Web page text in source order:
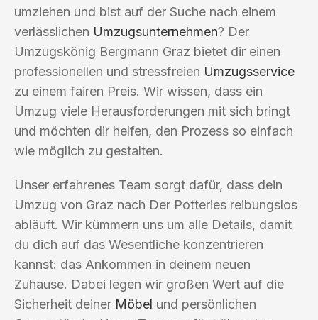
umziehen und bist auf der Suche nach einem
verlässlichen Umzugsunternehmen? Der
Umzugskönig Bergmann Graz bietet dir einen
professionellen und stressfreien Umzugsservice
zu einem fairen Preis. Wir wissen, dass ein
Umzug viele Herausforderungen mit sich bringt
und möchten dir helfen, den Prozess so einfach
wie möglich zu gestalten.
Unser erfahrenes Team sorgt dafür, dass dein
Umzug von Graz nach Der Potteries reibungslos
abläuft. Wir kümmern uns um alle Details, damit
du dich auf das Wesentliche konzentrieren
kannst: das Ankommen in deinem neuen
Zuhause. Dabei legen wir großen Wert auf die
Sicherheit deiner Möbel und persönlichen